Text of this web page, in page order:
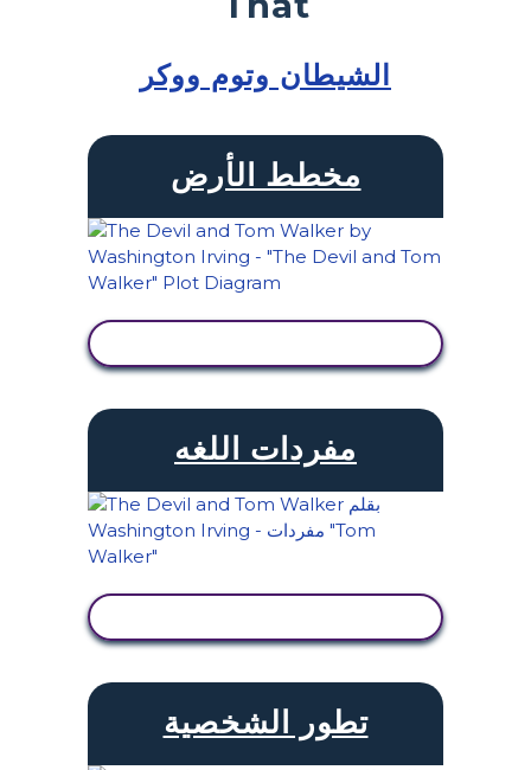
الشيطان وتوم ووكر
مخطط الأرض
مفردات اللغه
تطور الشخصية